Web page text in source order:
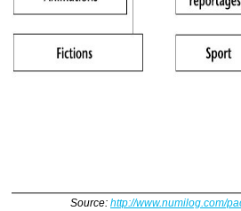
Source: http://www.numilog.com/